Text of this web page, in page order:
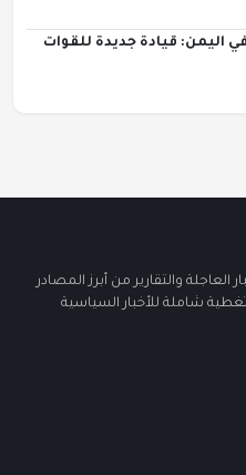
اليمن: قيادة جديدة للقوات
والتقارير من أبرز المصادر
تغطية شاملة للأخبار السياسية